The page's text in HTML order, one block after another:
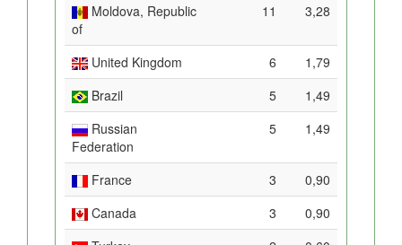
Moldova, Republic
of
11 3,28
United Kingdom 6
1,79
Brazil
5
1,49
Russian
Federation
5 1,49
France 3
0,90
Canada
3
0,90